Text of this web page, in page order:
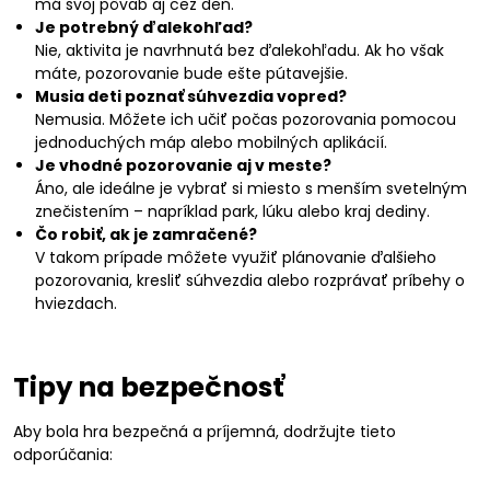
má svoj pôvab aj cez deň.
Je potrebný ďalekohľad?
Nie, aktivita je navrhnutá bez ďalekohľadu. Ak ho však
máte, pozorovanie bude ešte pútavejšie.
Musia deti poznať súhvezdia vopred?
Nemusia. Môžete ich učiť počas pozorovania pomocou
jednoduchých máp alebo mobilných aplikácií.
Je vhodné pozorovanie aj v meste?
Áno, ale ideálne je vybrať si miesto s menším svetelným
znečistením – napríklad park, lúku alebo kraj dediny.
Čo robiť, ak je zamračené?
V takom prípade môžete využiť plánovanie ďalšieho
pozorovania, kresliť súhvezdia alebo rozprávať príbehy o
hviezdach.
Tipy na bezpečnosť
Aby bola hra bezpečná a príjemná, dodržujte tieto
odporúčania: